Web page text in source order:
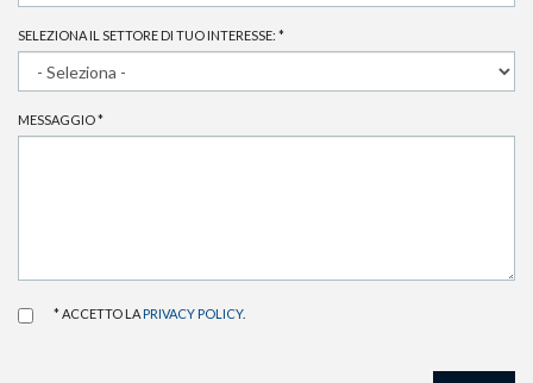
SELEZIONA IL SETTORE DI TUO INTERESSE: *
MESSAGGIO*
* ACCETTO LA PRIVACY POLICY.